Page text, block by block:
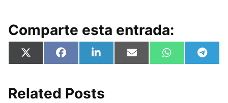
Comparte esta entrada:
Compartir
en
X
(
i
t
Compartir
en
F
a
b
o
Compartir
en
L
i
e
d
Compartir
en
E
m
Compartir
en
W
h
en
T
e
Related Posts